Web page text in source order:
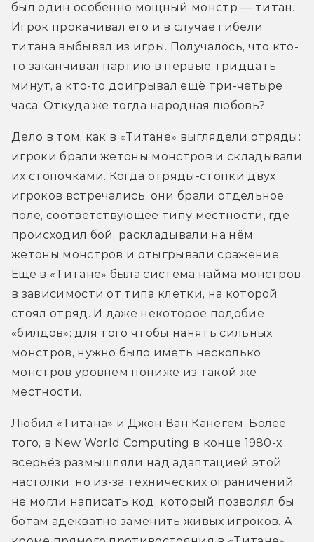
был один особенно мощный монстр — титан.
Игрок прокачивал его и в случае гибели
титана выбывал из игры. Получалось, что кто-
то заканчивал партию в первые тридцать
минут, а кто-то доигрывал ещё три-четыре
часа. Откуда же тогда народная любовь?
Дело в том, как в «Титане» выглядели отряды:
игроки брали жетоны монстров и складывали
их стопочками. Когда отряды-стопки двух
игроков встречались, они брали отдельное
поле, соответствующее типу местности, где
происходил бой, раскладывали на нём
жетоны монстров и отыгрывали сражение.
Ещё в «Титане» была система найма монстров
в зависимости от типа клетки, на которой
стоял отряд. И даже некоторое подобие
«билдов»: для того чтобы нанять сильных
монстров, нужно было иметь несколько
монстров уровнем пониже из такой же
местности.
Любил «Титана» и Джон Ван Канегем. Более
того, в New World Computing в конце 1980-х
всерьёз размышляли над адаптацией этой
настолки, но из-за технических ограничений
не могли написать код, который позволял бы
ботам адекватно заменить живых игроков. А